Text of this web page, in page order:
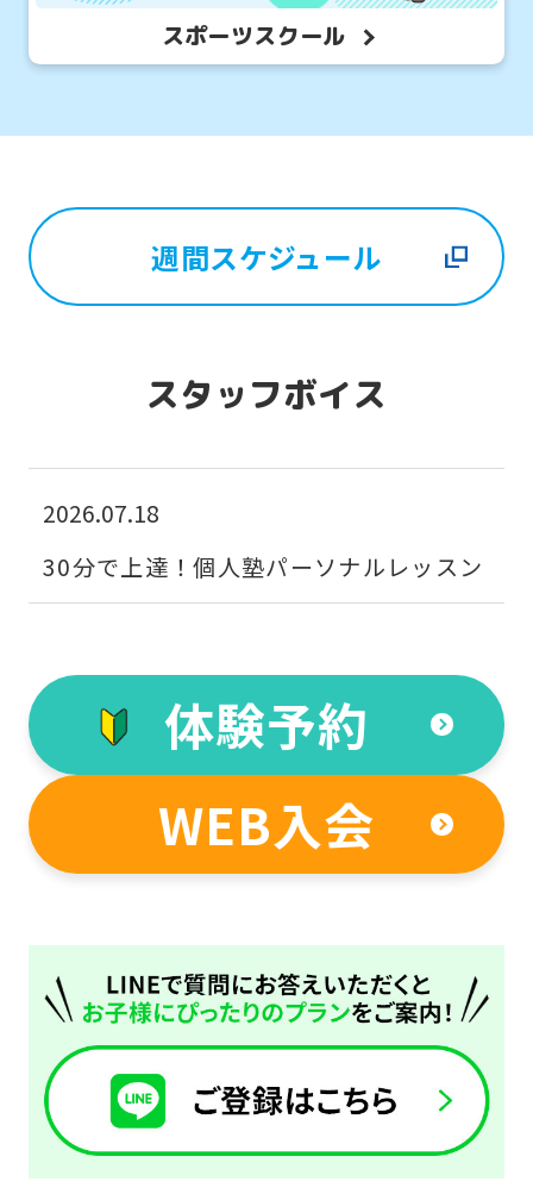
スポーツスクール
週間スケジュール
スタッフボイス
2026.07.18
30分で上達！個人塾パーソナルレッスン
体験予約
WEB入会
For
foreigners
Central
Sports
official
website
is
translated